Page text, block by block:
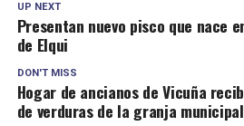
UP NEXT
Presentan nuevo pisco que nace
de Elqui
DON'T MISS
Hogar de ancianos de Vicuña
de verduras de la granja municipal